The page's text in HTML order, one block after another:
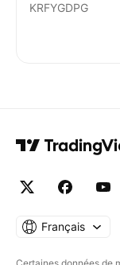
KRFYGDPG
Français